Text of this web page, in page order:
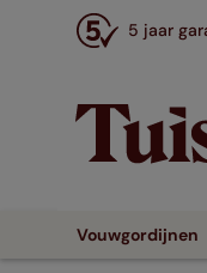
5 jaar
Vouwgordijnen